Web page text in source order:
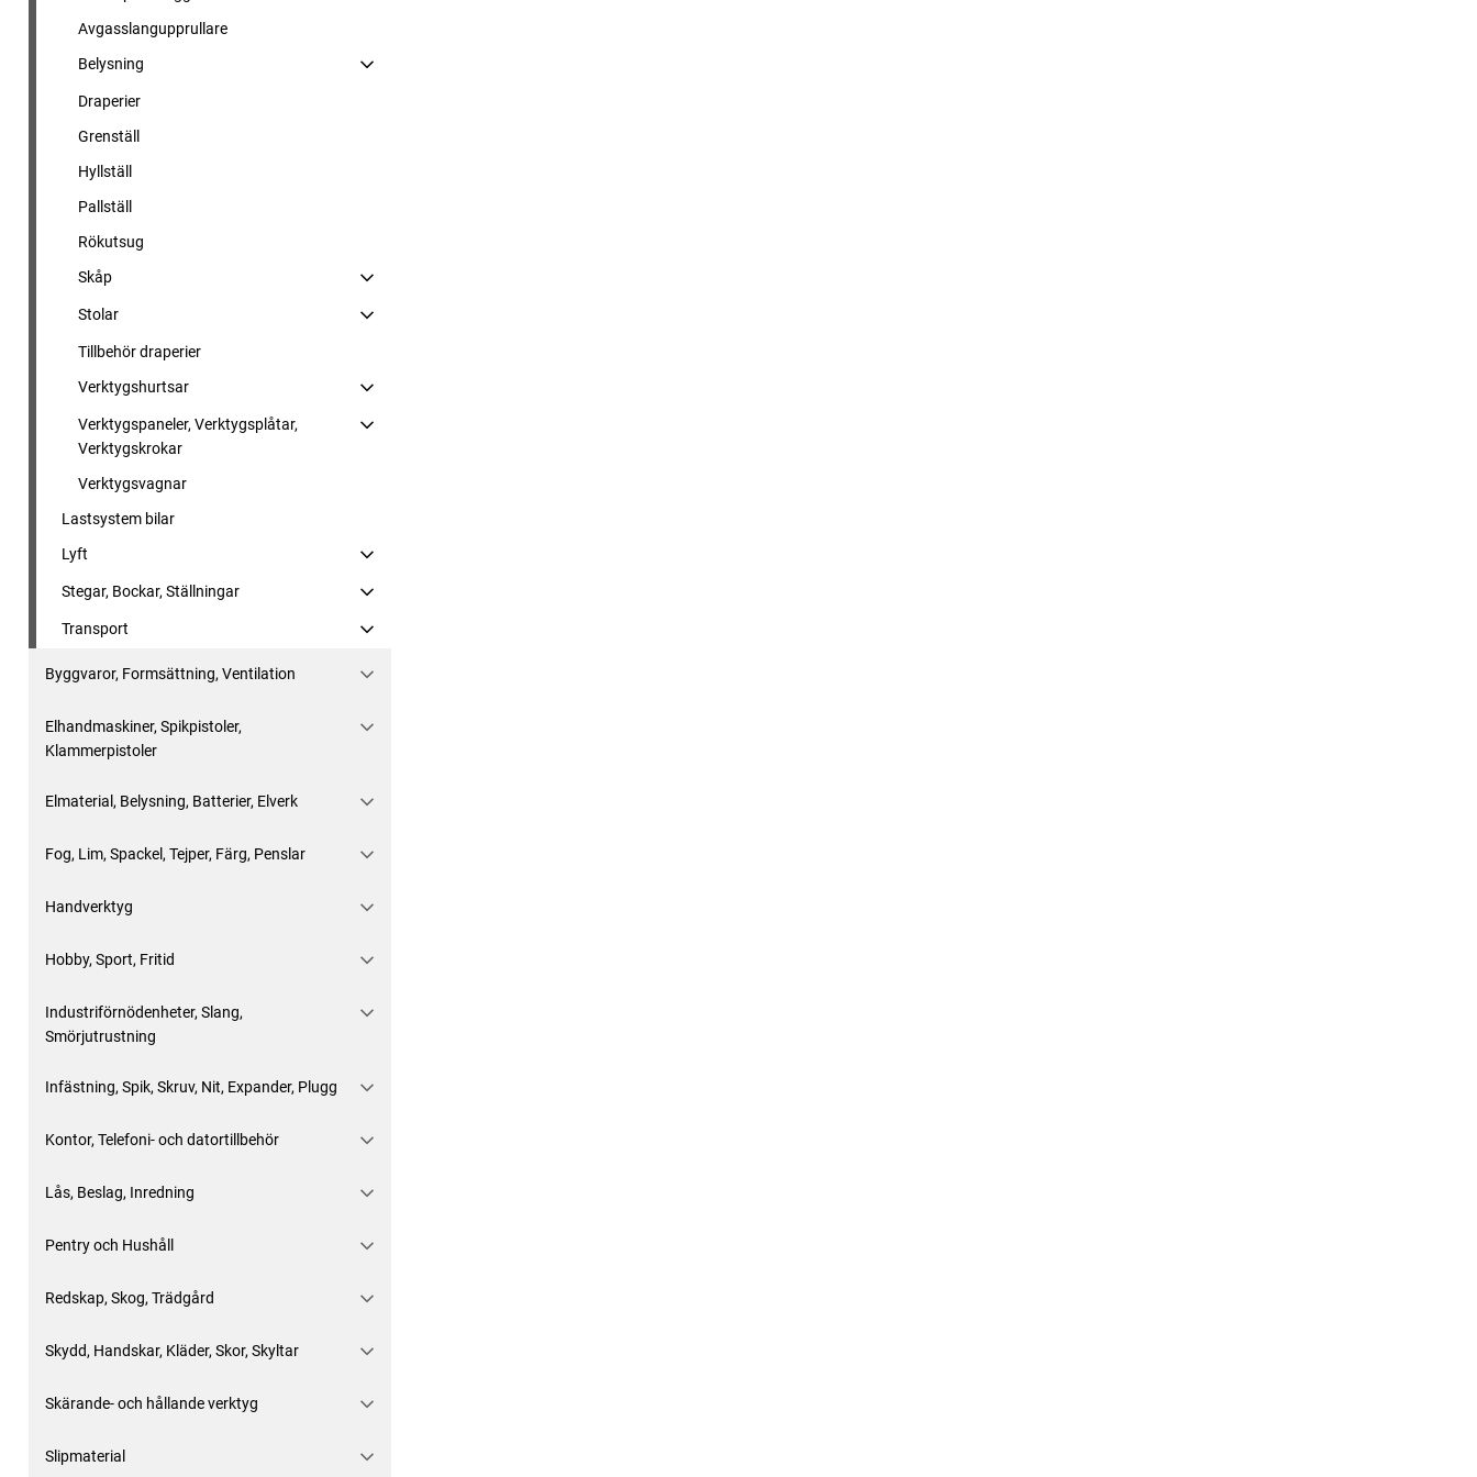
Avgasslangupprullare
Belysning
Draperier
Grenställ
Hyllställ
Pallställ
Rökutsug
Skåp
Stolar
Tillbehör draperier
Verktygshurtsar
Verktygspaneler, Verktygsplåtar,
Verktygskrokar
Verktygsvagnar
Lastsystem bilar
Lyft
Stegar, Bockar, Ställningar
Transport
Byggvaror, Formsättning, Ventilation
Elhandmaskiner, Spikpistoler,
Klammerpistoler
Elmaterial, Belysning, Batterier, Elverk
Fog, Lim, Spackel, Tejper, Färg, Penslar
Handverktyg
Hobby, Sport, Fritid
Industriförnödenheter, Slang,
Smörjutrustning
Infästning, Spik, Skruv, Nit, Expander, Plugg
Kontor, Telefoni- och datortillbehör
Lås, Beslag, Inredning
Pentry och Hushåll
Redskap, Skog, Trädgård
Skydd, Handskar, Kläder, Skor, Skyltar
Skärande- och hållande verktyg
Slipmaterial